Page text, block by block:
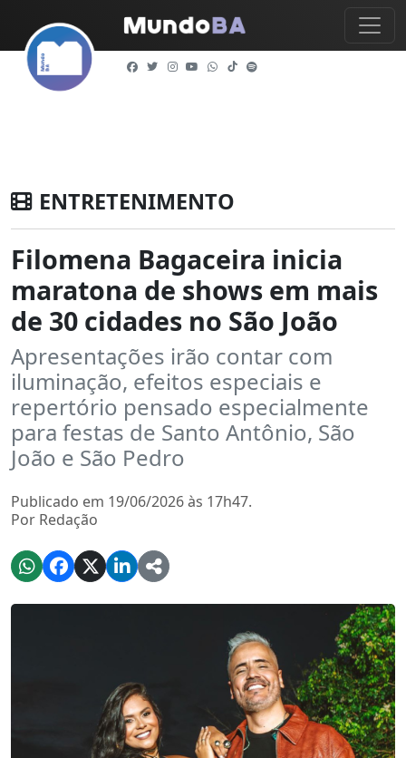
ENTRETENIMENTO
Filomena Bagaceira inicia
maratona de shows em mais
de 30 cidades no São João
Apresentações irão contar com
iluminação, efeitos especiais e
repertório pensado especialmente
para festas de Santo Antônio, São
João e São Pedro
Publicado em 19/06/2026 às 17h47.
Por Redação